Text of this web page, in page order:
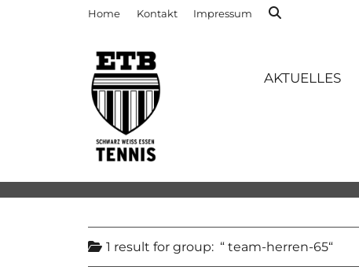
Home Kontakt Impressum
AKTUELLES
1 result for group: team-herren-65